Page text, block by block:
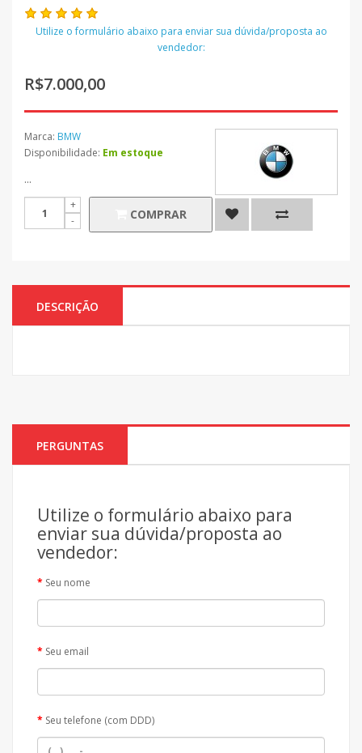
Utilize o formulário abaixo para enviar sua dúvida/proposta ao
vendedor:
R$7.000,00
Marca: BMW
Disponibilidade: Em estoque
...
COMPRAR
DESCRIÇÃO
PERGUNTAS
Utilize o formulário abaixo para
enviar sua dúvida/proposta ao
vendedor:
Seu nome
Seu email
Seu telefone (com DDD)